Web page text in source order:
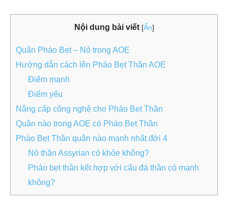
Nội dung bài viết [Ẩn]
Quân Pháo Bẹt – Nỏ trong AOE
Hướng dẫn cách lên Pháo Bẹt Thần AOE
Điểm mạnh
Điểm yếu
Nâng cấp công nghệ cho Pháo Bẹt Thần
Quân nào trong AOE có Pháo Bẹt Thần
Pháo Bẹt Thần quân nào mạnh nhất đời 4
Nỏ thần Assyrian có khỏe không?
Pháo bẹt thần kết hợp với cẩu đá thần có mạnh
không?